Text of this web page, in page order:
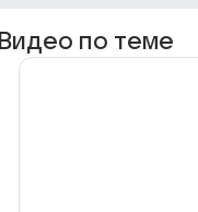
Видео по теме